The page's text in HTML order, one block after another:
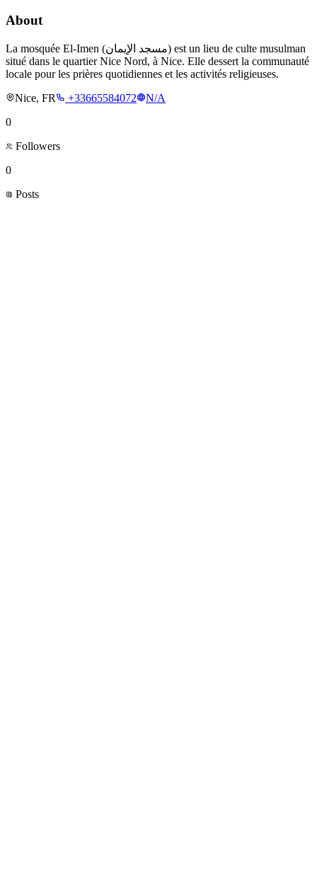
About
La mosquée El-Imen (مسجد الإيمان) est un lieu de culte musulman
situé dans le quartier Nice Nord, à Nice. Elle dessert la communauté
locale pour les prières quotidiennes et les activités religieuses.
Nice, FR
+33665584072
N/A
0
Followers
0
Posts